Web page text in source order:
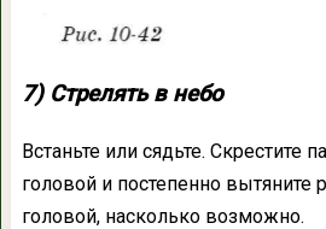
7) Стрелять в небо
Встаньте или сядьте. Скрестите
головой и постепенно вытяните
головой, насколько возможно.